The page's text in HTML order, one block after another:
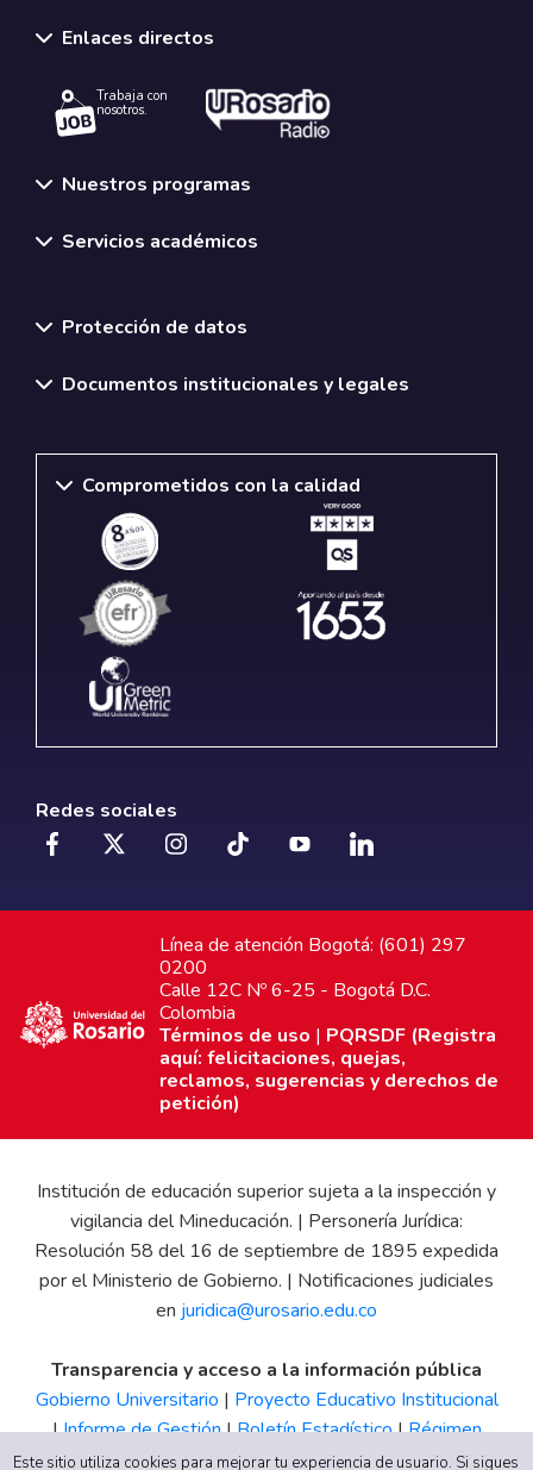
Enlaces directos
Trabaja con
nosotros.
Nuestros programas
Servicios académicos
Protección de datos
Documentos institucionales y legales
Comprometidos con la calidad
Redes sociales
Línea de atención Bogotá: (601) 297
0200
Calle 12C Nº 6-25 - Bogotá D.C.
Colombia
Términos de uso | PQRSDF (Registra
aquí: felicitaciones, quejas,
reclamos, sugerencias y derechos de
petición)
Institución de educación superior sujeta a la inspección y
vigilancia del Mineducación. | Personería Jurídica:
Resolución 58 del 16 de septiembre de 1895 expedida
por el Ministerio de Gobierno. | Notificaciones judiciales
en juridica@urosario.edu.co
Transparencia y acceso a la información pública
Gobierno Universitario | Proyecto Educativo Institucional
|Informe de Gestión|Boletín Estadístico|Régimen
Tributario|Estados Financieros |Código de Ética| Canal
Este sitio utiliza cookies para mejorar tu experiencia de usuario. Si sigues